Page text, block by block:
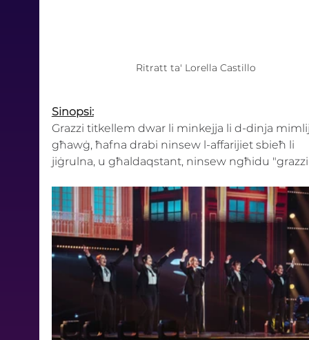
Ritratt ta' Lorella Castillo
Sinopsi:
Grazzi titkellem dwar li minkejja li d-dinja
għawġ, ħafna drabi ninsew l-affarijiet sbieħ li
jiġrulna, u għaldaqstant, ninsew ngħidu